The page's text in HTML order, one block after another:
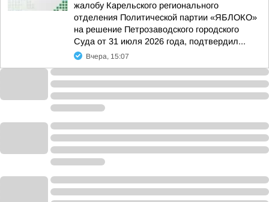
жалобу Карельского регионального
отделения Политической партии «ЯБЛОКО»
на решение Петрозаводского городского
Суда от 31 июля 2026 года, подтвердил...
Вчера, 15:07